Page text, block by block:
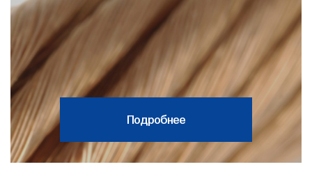
Подробнее